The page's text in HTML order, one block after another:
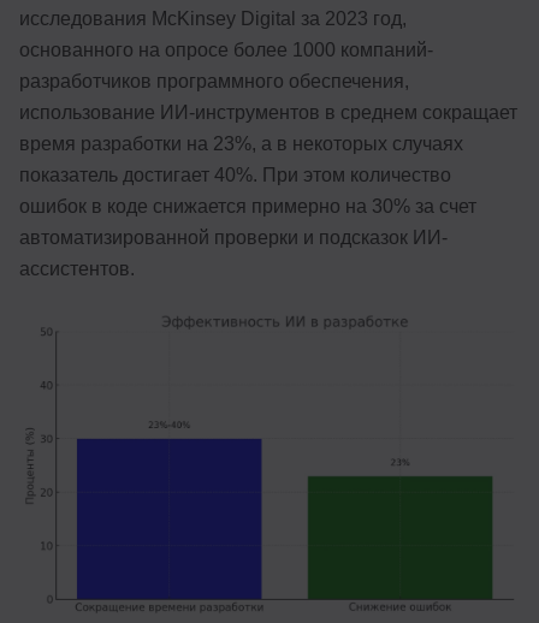
исследования McKinsey Digital за 2023 год,
основанного на опросе более 1000 компаний-
разработчиков программного обеспечения,
использование ИИ-инструментов в среднем сокращает
время разработки на 23%, а в некоторых случаях
показатель достигает 40%. При этом количество
ошибок в коде снижается примерно на 30% за счет
автоматизированной проверки и подсказок ИИ-
ассистентов.